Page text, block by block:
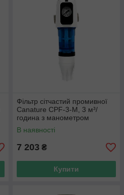
Фільтр сітчастий промивної
Canature CPF-3-М, 3 м³/
година з манометром
В наявності
7 203 ₴
Купити